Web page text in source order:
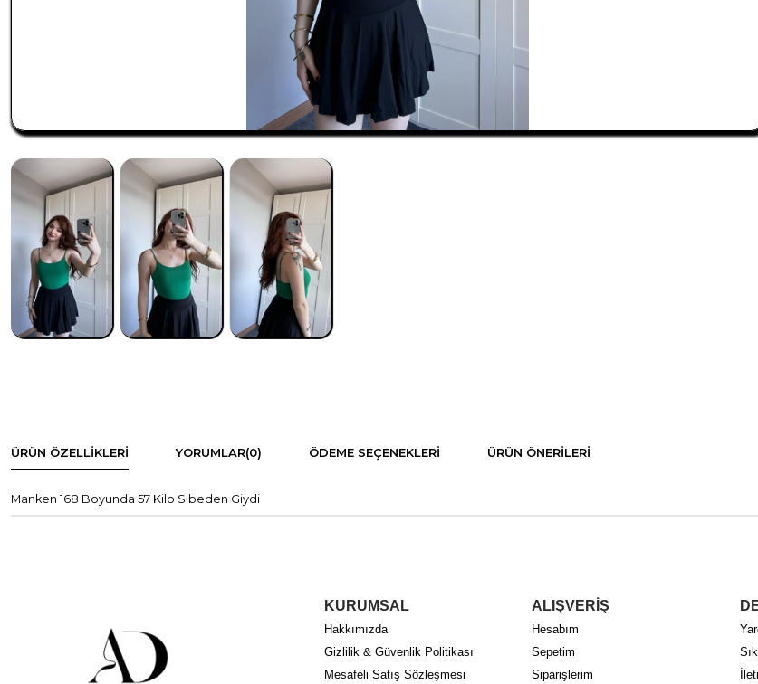
ÜRÜN ÖZELLIKLERI YORUMLAR(0) ÖDEME SEÇENEKLERI ÜRÜN ÖNERILERI
Manken 168 Boyunda 57 Kilo S beden Giydi
KURUMSAL
Hakkımızda
Gizlilik & Güvenlik Politikası
Mesafeli Satış Sözleşmesi
ALIŞVERİŞ
Hesabım
Sepetim
Siparişlerim